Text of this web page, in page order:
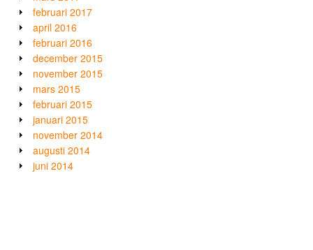
februari 2017
april 2016
februari 2016
december 2015
november 2015
mars 2015
februari 2015
januari 2015
november 2014
augusti 2014
juni 2014